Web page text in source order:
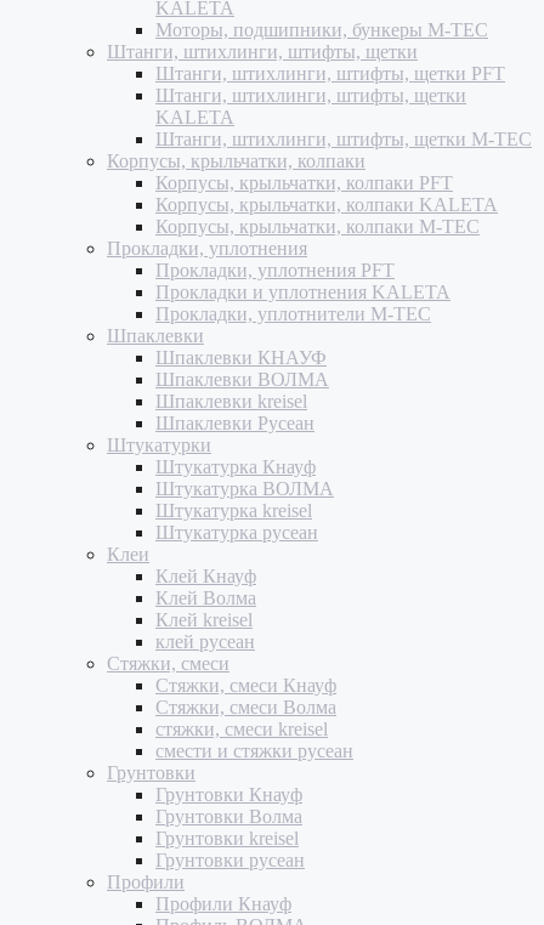
KALETA
Моторы, подшипники, бункеры M-TEC
Штанги, штихлинги, штифты, щетки
Штанги, штихлинги, штифты, щетки PFT
Штанги, штихлинги, штифты, щетки
KALETA
Штанги, штихлинги, штифты, щетки M-TEC
Корпусы, крыльчатки, колпаки
Корпусы, крыльчатки, колпаки PFT
Корпусы, крыльчатки, колпаки KALETA
Корпусы, крыльчатки, колпаки M-TEC
Прокладки, уплотнения
Прокладки, уплотнения PFT
Прокладки и уплотнения KALETA
Прокладки, уплотнители M-TEC
Шпаклевки
Шпаклевки КНАУФ
Шпаклевки ВОЛМА
Шпаклевки kreisel
Шпаклевки Русеан
Штукатурки
Штукатурка Кнауф
Штукатурка ВОЛМА
Штукатурка kreisel
Штукатурка русеан
Клеи
Клей Кнауф
Клей Волма
Клей kreisel
клей русеан
Стяжки, смеси
Стяжки, смеси Кнауф
Стяжки, смеси Волма
стяжки, смеси kreisel
смести и стяжки русеан
Грунтовки
Грунтовки Кнауф
Грунтовки Волма
Грунтовки kreisel
Грунтовки русеан
Профили
Профили Кнауф